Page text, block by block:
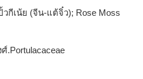
กีเน้ย (จีน-แต้จิ๋ว); Rose Moss
ศ์.Portulacaceae